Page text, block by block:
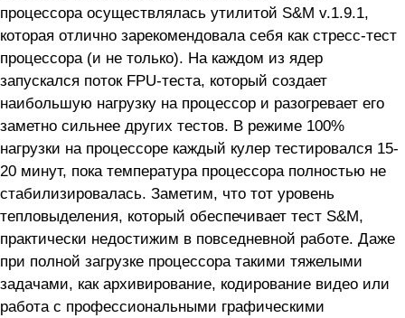
процессора осуществлялась утилитой S&M v.1.9.1,
которая отлично зарекомендовала себя как стресс-тест
процессора (и не только). На каждом из ядер
запускался поток FPU-теста, который создает
наибольшую нагрузку на процессор и разогревает его
заметно сильнее других тестов. В режиме 100%
нагрузки на процессоре каждый кулер тестировался 15-
20 минут, пока температура процессора полностью не
стабилизировалась. Заметим, что тот уровень
тепловыделения, который обеспечивает тест S&M,
практически недостижим в повседневной работе. Даже
при полной загрузке процессора такими тяжелыми
задачами, как архивирование, кодирование видео или
работа с профессиональными графическими